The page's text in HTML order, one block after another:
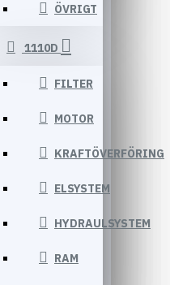
ÖVRIGT
1110D
FILTER
MOTOR
KRAFTÖVERFÖRING
ELSYSTEM
HYDRAULSYSTEM
RAM